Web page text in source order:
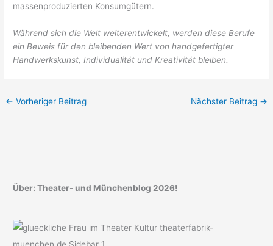
massenproduzierten Konsumgütern.
Während sich die Welt weiterentwickelt, werden diese Berufe
ein Beweis für den bleibenden Wert von handgefertigter
Handwerkskunst, Individualität und Kreativität bleiben.
← Vorheriger Beitrag Nächster Beitrag →
Über: Theater- und Münchenblog 2026!